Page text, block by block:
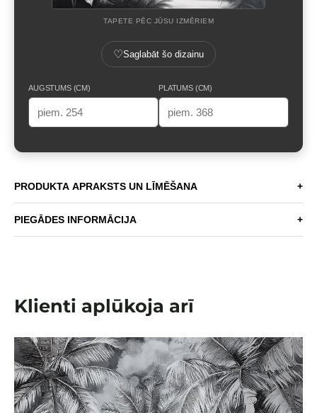
TAPETE PĒC JŪSU IZMĒRIEM
♡Saglabāt šo dizainu
AUGSTUMS (CM) PLATUMS (CM)
PRODUKTA APRAKSTS UN LĪMĒŠANA +
PIEGĀDES INFORMĀCIJA +
Klienti aplūkoja arī